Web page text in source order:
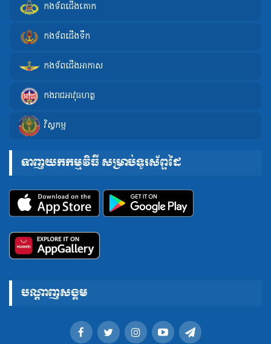
កងទ័ពជើងគោក
កងទ័ពជើងទឹក
កងទ័ពជើងអាកាស
កងរាជអាវុធហត្ថ
វិស្វកម្ម
ទាញយកកម្មវិធី សម្រាប់ទូរស័ព្ទដៃ
បណ្តាញសង្គម